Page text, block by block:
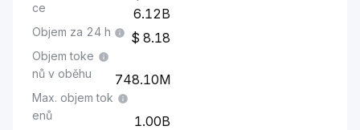
ce
6.12B
Objem za 24 h 8.18
Objem toke
nů v oběhu
748.10M
Max. objem tok
enů
1.00B